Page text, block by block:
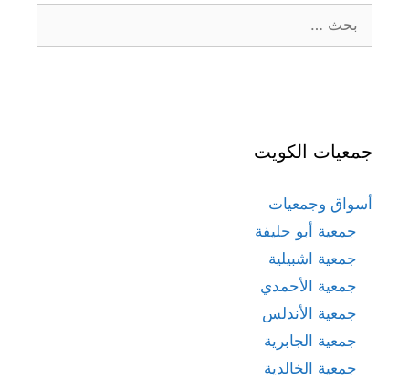
عن:
جمعيات الكويت
أسواق وجمعيات
جمعية أبو حليفة
جمعية اشبيلية
جمعية الأحمدي
جمعية الأندلس
جمعية الجابرية
جمعية الخالدية